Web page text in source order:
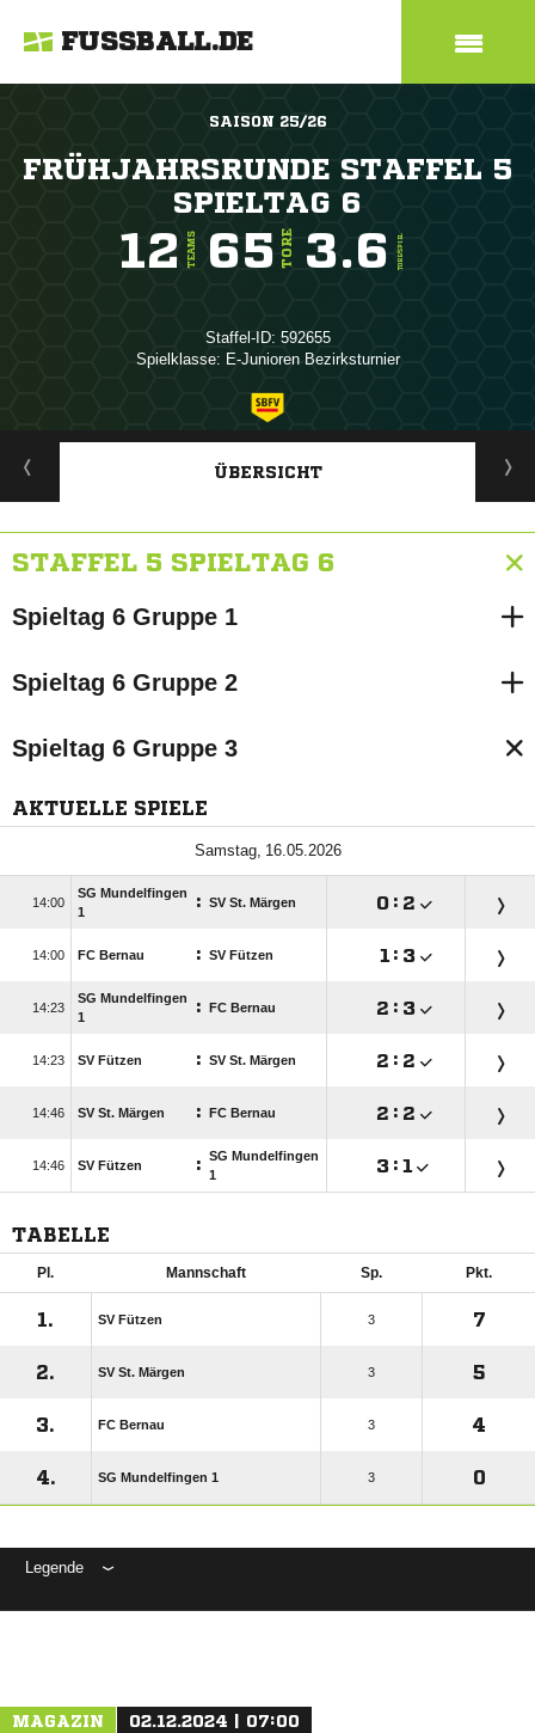
FUSSBALL.DE
SAISON 25/26
FRÜHJAHRSRUNDE STAFFEL 5
SPIELTAG 6
12 TEAMS 65 TORE 3.6 TORE/SPIEL
Staffel-ID: 592655
Spielklasse: E-Junioren Bezirksturnier
ANZEIGE
ÜBERSICHT
STAFFEL 5 SPIELTAG 6
Spieltag 6 Gruppe 1
Spieltag 6 Gruppe 2
Spieltag 6 Gruppe 3
AKTUELLE SPIELE
 

SG Mundelfingen
1
: SV St. Märgen  : 
 FC Bernau : SV Fützen  : 

SG Mundelfingen
1
: FC Bernau  : 
 SV Fützen : SV St. Märgen  : 
 SV St. Märgen : FC Bernau  : 
 SV Fützen : SG Mundelfingen
1
 : 
TABELLE
Pl. Mannschaft Sp. Pkt.
1. SV Fützen 3 7
2. SV St. Märgen 3 5
3. FC Bernau 3 4
4. SG Mundelfingen 1 3 0
Legende
MAGAZIN 02.12.2024 | 07:00